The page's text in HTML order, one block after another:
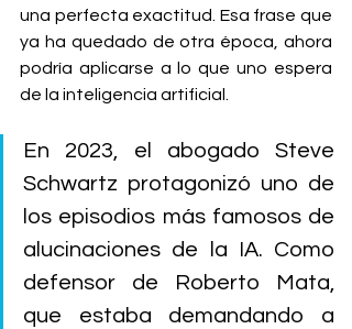
una perfecta exactitud. Esa frase que
ya ha quedado de otra época, ahora
podría aplicarse a lo que uno espera
de la inteligencia artificial.
En 2023, el abogado Steve
Schwartz protagonizó uno de
los episodios más famosos de
alucinaciones de la IA. Como
defensor de Roberto Mata,
que estaba demandando a